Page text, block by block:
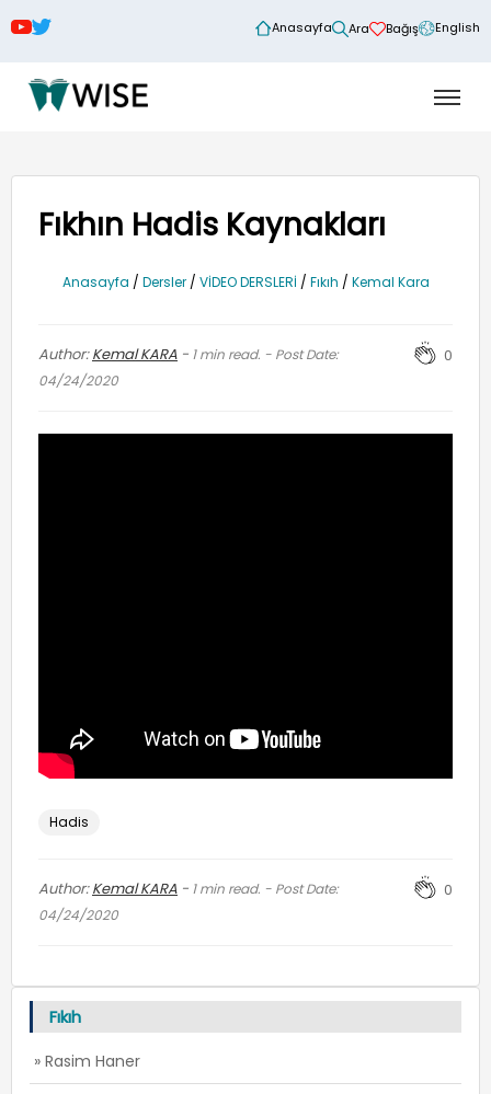
Anasayfa Ara Bağış English
Fıkhın Hadis Kaynakları
Anasayfa / Dersler/ VİDEO DERSLERİ / Fıkıh / Kemal Kara
Author:Kemal KARA - 1min read. - Post Date:
04/24/2020
0
Hadis
Author:Kemal KARA - 1min read. - Post Date:
04/24/2020
0
Fıkıh
» Rasim Haner